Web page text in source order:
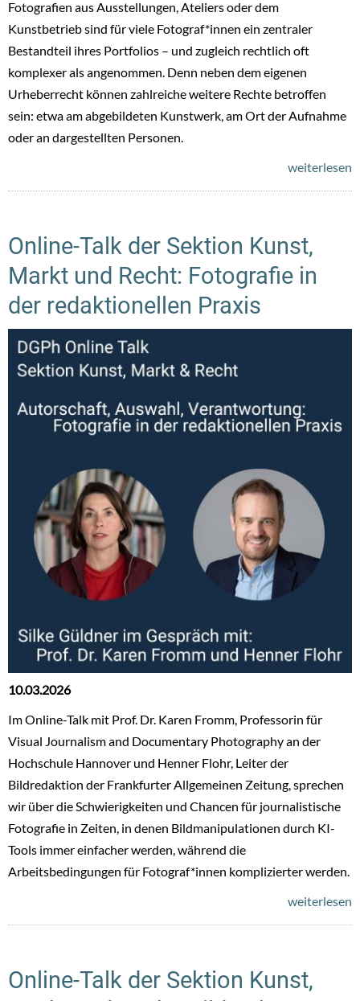
Fotografien aus Ausstellungen, Ateliers oder dem
Kunstbetrieb sind für viele Fotograf*innen ein zentraler
Bestandteil ihres Portfolios – und zugleich rechtlich oft
komplexer als angenommen. Denn neben dem eigenen
Urheberrecht können zahlreiche weitere Rechte betroffen
sein: etwa am abgebildeten Kunstwerk, am Ort der Aufnahme
oder an dargestellten Personen.
weiterlesen
Online-Talk der Sektion Kunst,
Markt und Recht: Fotografie in
der redaktionellen Praxis
10.03.2026
Im Online-Talk mit Prof. Dr. Karen Fromm, Professorin für
Visual Journalism and Documentary Photography an der
Hochschule Hannover und Henner Flohr, Leiter der
Bildredaktion der Frankfurter Allgemeinen Zeitung, sprechen
wir über die Schwierigkeiten und Chancen für journalistische
Fotografie in Zeiten, in denen Bildmanipulationen durch KI-
Tools immer einfacher werden, während die
Arbeitsbedingungen für Fotograf*innen komplizierter werden.
weiterlesen
Online-Talk der Sektion Kunst,